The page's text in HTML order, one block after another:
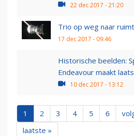
22 dec 2017 - 21:20
Trio op weg naar
17 dec 2017 - 09:46
Historische beelden:
Endeavour maakt
10 dec 2017 - 13:12
1 2 3 4 5 6
laatste »